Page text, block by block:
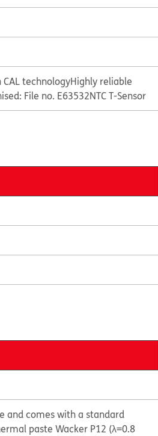
technologyHighly reliable
File no. E63532NTC T-Sensor
and comes with a standard
paste Wacker P12 (λ=0.8